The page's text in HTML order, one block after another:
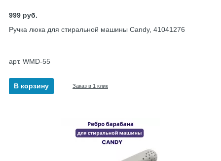
999 руб.
Ручка люка для стиральной машины Candy, 41041276
арт. WMD-55
В корзину Заказ в 1 клик